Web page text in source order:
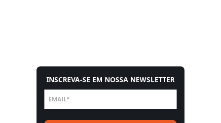
INSCREVA-SE EM NOSSA NEWSLETTER